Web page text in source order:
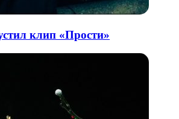
клип «Прости»